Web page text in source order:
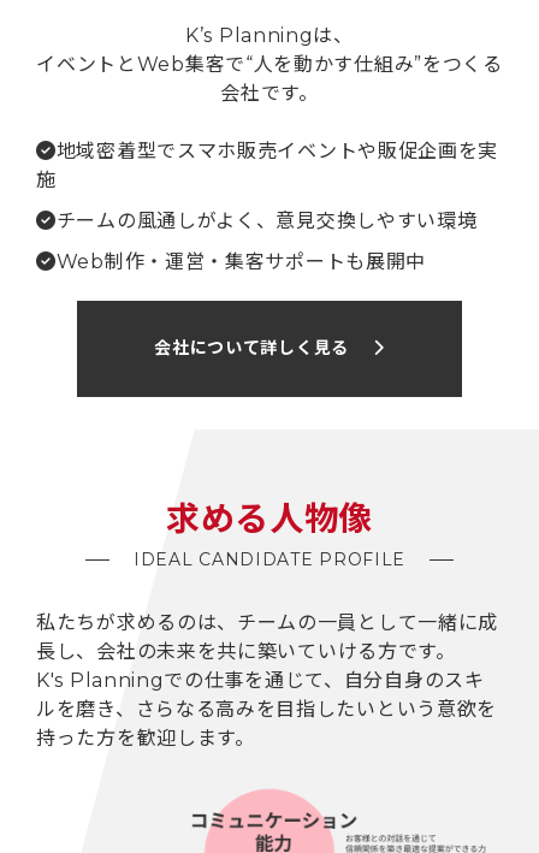
ABOUT US
K’s Planningは、
イベントとWeb集客で“人を動かす仕組み”をつくる
会社です。
地域密着型でスマホ販売イベントや販促企画を実
施
チームの風通しがよく、意見交換しやすい環境
Web制作・運営・集客サポートも展開中
会社について詳しく見る
求める人物像
IDEAL CANDIDATE PROFILE
私たちが求めるのは、チームの一員として一緒に成
長し、 会社の未来を共に築いていける方です。
K's Planningでの仕事を通じて、自分自身のスキ
ルを磨き、
さらなる高みを目指したいという意欲を
持った方を歓迎します。